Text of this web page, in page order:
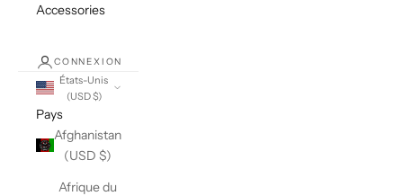
Accessories
CONNEXION
États-Unis
(USD $)
Pays
Afghanistan
(USD $)
Afrique du